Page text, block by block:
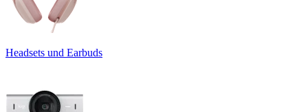
Headsets und Earbuds